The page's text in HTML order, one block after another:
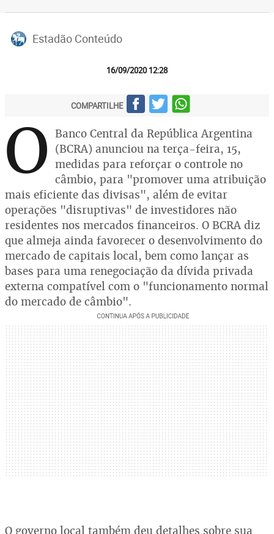
Estadão Conteúdo
16/09/2020 12:28
COMPARTILHE
O Banco Central da República Argentina
(BCRA) anunciou na terça-feira, 15,
medidas para reforçar o controle no
câmbio, para "promover uma atribuição
mais eficiente das divisas", além de evitar
operações "disruptivas" de investidores não
residentes nos mercados financeiros. O BCRA diz
que almeja ainda favorecer o desenvolvimento do
mercado de capitais local, bem como lançar as
bases para uma renegociação da dívida privada
externa compatível com o "funcionamento normal
do mercado de câmbio".
O governo local também deu detalhes sobre sua